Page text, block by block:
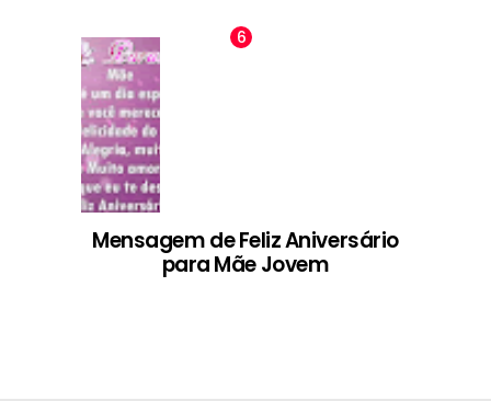
Mensagem de Feliz Aniversário
para Mãe Jovem